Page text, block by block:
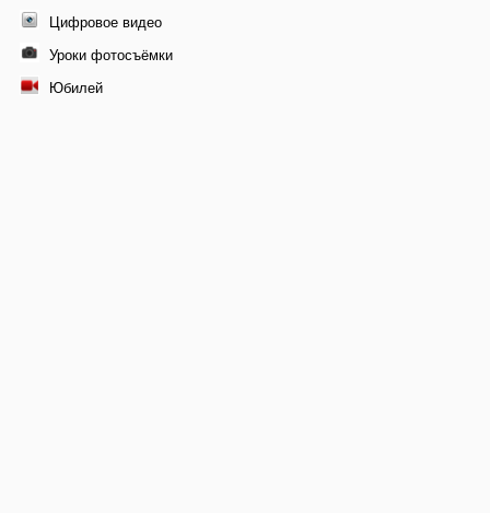
Цифровое видео
Уроки фотосъёмки
Юбилей